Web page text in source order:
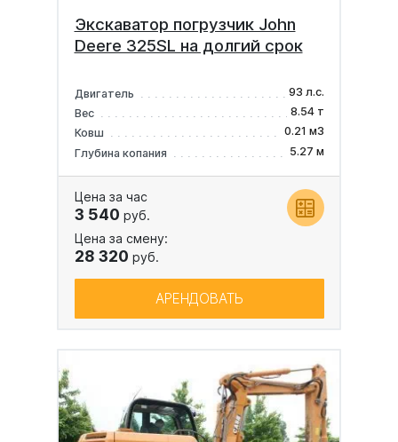
Экскаватор погрузчик John
Deere 325SL на долгий срок
Двигатель
93 л.с.
Вес
8.54 т
Ковш
0.21 м3
Глубина копания
5.27 м
Цена за час
3 540 руб.
Цена за смену:
28 320 руб.
АРЕНДОВАТЬ